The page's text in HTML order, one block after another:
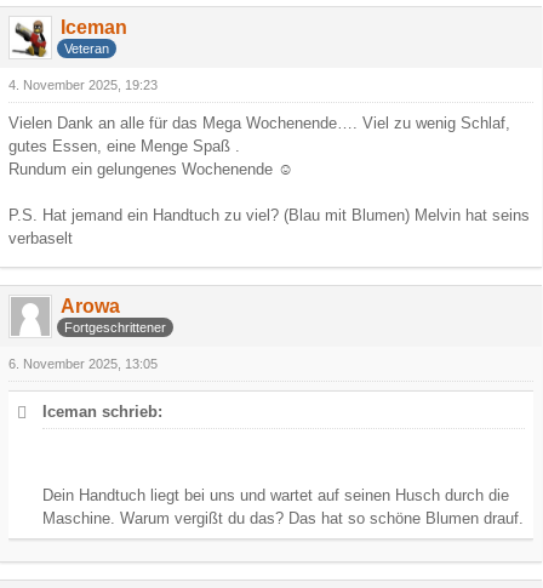
Iceman
Veteran
4. November 2025, 19:23
Vielen Dank an alle für das Mega Wochenende…. Viel zu wenig Schlaf,
gutes Essen, eine Menge Spaß .
Rundum ein gelungenes Wochenende ☺️
P.S. Hat jemand ein Handtuch zu viel? (Blau mit Blumen) Melvin hat seins
verbaselt
Arowa
Fortgeschrittener
6. November 2025, 13:05
Iceman schrieb:
Dein Handtuch liegt bei uns und wartet auf seinen Husch durch die
Maschine. Warum vergißt du das? Das hat so schöne Blumen drauf.